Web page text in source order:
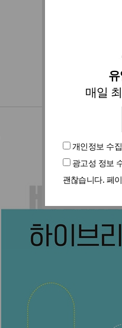
매일
개인정보 수
광고성 정보
괜찮습니다. 페
[